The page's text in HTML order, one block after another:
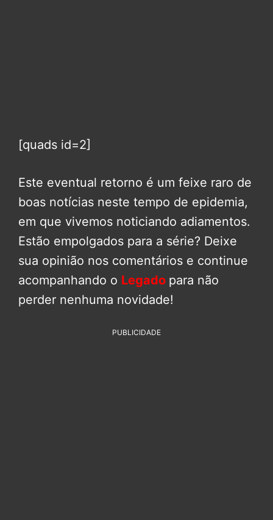
[quads id=2]
Este eventual retorno é um feixe raro de
boas notícias neste tempo de epidemia,
em que vivemos noticiando adiamentos.
Estão empolgados para a série? Deixe
sua opinião nos comentários e continue
acompanhando o Legado para não
perder nenhuma novidade!
PUBLICIDADE